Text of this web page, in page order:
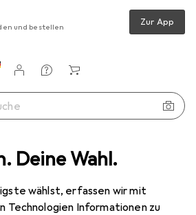
Deine Wahl.
wählst, erfassen wir mit
Technologien Informationen zu
und bestellen Zur App
passend für Standard- und Hartpapp